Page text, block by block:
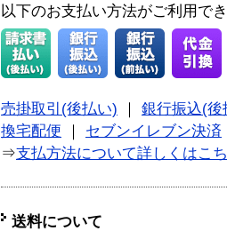
以下のお支払い方法がご利用で
売掛取引(後払い) ｜ 銀行振込(後
換宅配便 ｜ セブンイレブン決済
⇒支払方法について詳しくはこ
送料について